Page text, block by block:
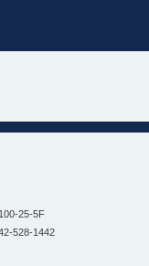
25-5F
528-1442